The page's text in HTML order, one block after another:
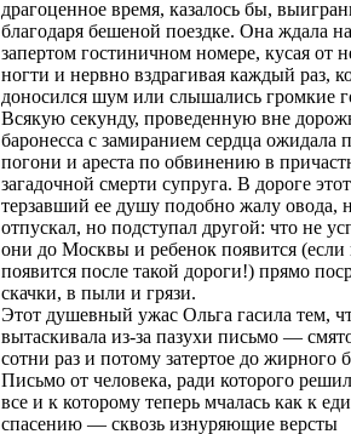
драгоценное время, казалось бы,
благодаря бешеной поездке. Она ждала
запертом гостиничном номере, кусая от
ногти и нервно вздрагивая каждый раз,
доносился шум или слышались громкие
Всякую секунду, проведенную вне
баронесса с замиранием сердца ожидала
погони и ареста по обвинению в
загадочной смерти супруга. В дороге
терзавший ее душу подобно жалу овода,
отпускал, но подступал другой: что не
они до Москвы и ребенок появится
появится после такой дороги!) прямо
скачки, в пыли и грязи.
Этот душевный ужас Ольга гасила тем,
вытаскивала из-за пазухи письмо —
сотни раз и потому затертое до жирного
Письмо от человека, ради которого
все и к которому теперь мчалась как к
спасению — сквозь изнуряющие версты